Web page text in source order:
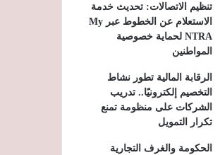
تنظيم الاتصالات: تحديث خدمة
الاستعلام عن الخطوط عبر My
NTRA لحماية خصوصية
المواطنين
الرقابة المالية تطور نشاط
التخصيم إلكترونيًا.. تدريب
الشركات على منظومة تمنع
تكرار التمويل
الحكومة والغرف التجارية